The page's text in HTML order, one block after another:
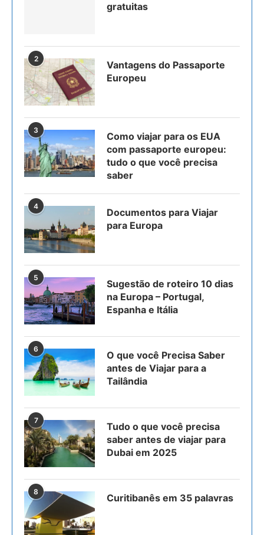
gratuitas
2
Vantagens do Passaporte
Europeu
3
Como viajar para os EUA
com passaporte europeu:
tudo o que você precisa
saber
4
Documentos para Viajar
para Europa
5
Sugestão de roteiro 10 dias
na Europa – Portugal,
Espanha e Itália
6
O que você Precisa Saber
antes de Viajar para a
Tailândia
7
Tudo o que você precisa
saber antes de viajar para
Dubai em 2025
8
Curitibanês em 35 palavras